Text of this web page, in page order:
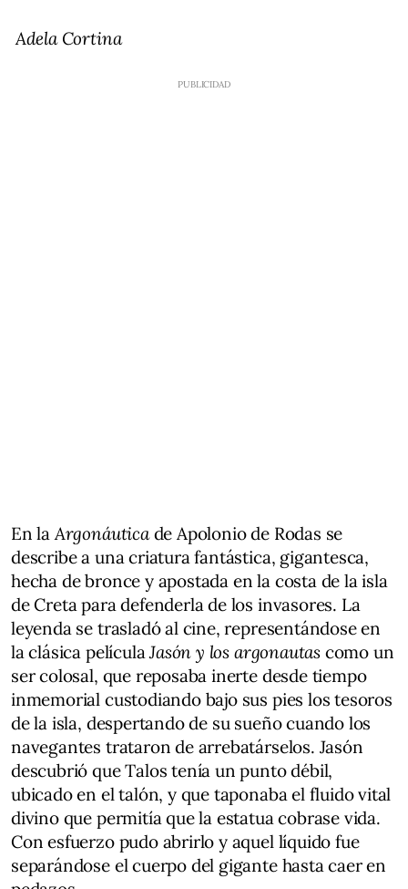
Adela Cortina
En laArgonáuticade Apolonio de Rodas se
describe a una criatura fantástica, gigantesca,
hecha de bronce y apostada en la costa de la isla
de Creta para defenderla de los invasores. La
leyenda se trasladó al cine, representándose en
la clásica películaJasón y los argonautas como un
ser colosal, que reposaba inerte desde tiempo
inmemorial custodiando bajo sus pies los tesoros
de la isla, despertando de su sueño cuando los
navegantes trataron de arrebatárselos. Jasón
descubrió que Talos tenía un punto débil,
ubicado en el talón, y que taponaba el fluido vital
divino que permitía que la estatua cobrase vida.
Con esfuerzo pudo abrirlo y aquel líquido fue
separándose el cuerpo del gigante hasta caer en